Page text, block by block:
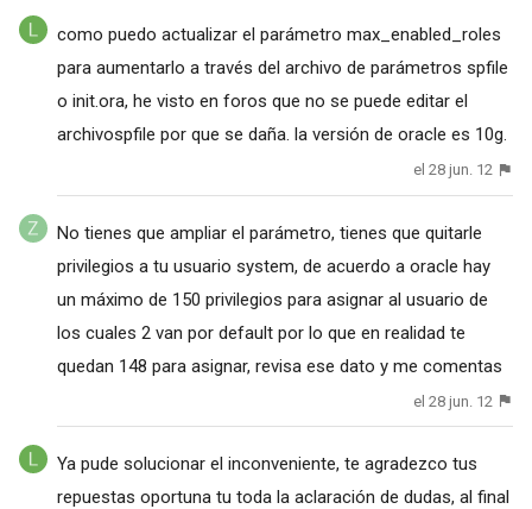
como puedo actualizar el parámetro max_enabled_roles
para aumentarlo a través del archivo de parámetros spfile
o init.ora, he visto en foros que no se puede editar el
archivospfile por que se daña. la versión de oracle es 10g.
el 28 jun. 12
No tienes que ampliar el parámetro, tienes que quitarle
privilegios a tu usuario system, de acuerdo a oracle hay
un máximo de 150 privilegios para asignar al usuario de
los cuales 2 van por default por lo que en realidad te
quedan 148 para asignar, revisa ese dato y me comentas
el 28 jun. 12
Ya pude solucionar el inconveniente, te agradezco tus
repuestas oportuna tu toda la aclaración de dudas, al final